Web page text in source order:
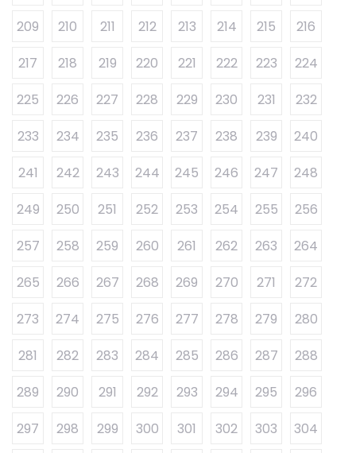
209
210 211 212 213 214 215
216
217
218 219 220 221 222 223
224
225
226 227 228 229 230 231
232
233
234 235 236 237 238 239
240
241
242 243 244 245 246 247
248
249
250 251 252 253 254 255
256
257
258 259 260 261 262 263
264
265
266 267 268 269 270 271
272
273
274 275 276 277 278 279
280
281
282 283 284 285 286 287
288
289
290 291 292 293 294 295
296
297
298 299 300 301 302 303
304